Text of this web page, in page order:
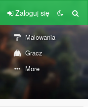
Zaloguj się
Malowania
Gracz
More